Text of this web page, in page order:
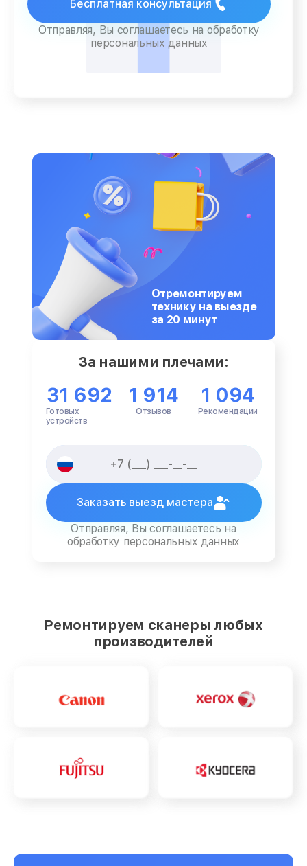
Бесплатная консультация
Отправляя, Вы соглашаетесь на обработку
персональных данных
Отремонтируем
технику на выезде
за 20 минут
За нашими плечами:
31 692
Готовых
устройств
1 914
Отзывов
1 094
Рекомендации
Заказать выезд мастера
Отправляя, Вы соглашаетесь на
обработку персональных данных
Ремонтируем сканеры любых
производителей